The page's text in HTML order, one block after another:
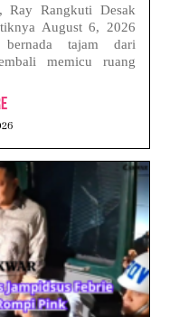
Ray Rangkuti Desak
August 6, 2026
bernada tajam dari
memicu ruang